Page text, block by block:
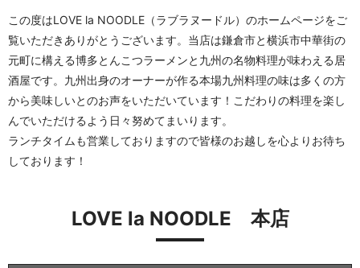
この度はLOVE la NOODLE（ラブラヌードル）のホームページをご
覧いただきありがとうございます。当店は鎌倉市と横浜市中華街の
元町に構える博多とんこつラーメンと九州の名物料理が味わえる居
酒屋です。九州出身のオーナーが作る本場九州料理の味は多くの方
から美味しいとのお声をいただいています！こだわりの料理を楽し
んでいただけるよう日々努めてまいります。
ランチタイムも営業しておりますので皆様のお越しを心よりお待ち
しております！
LOVE la NOODLE 本店